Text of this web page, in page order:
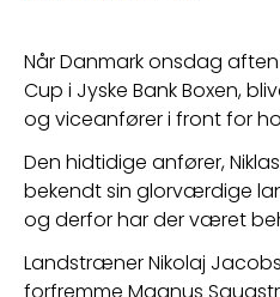
Når Danmark onsdag aften
Cup i Jyske Bank Boxen,
og viceanfører i front for
Den hidtidige anfører,
bekendt sin glorværdige
og derfor har der været
Landstræner Nikolaj